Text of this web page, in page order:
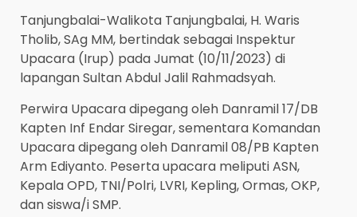
Tanjungbalai-Walikota Tanjungbalai, H. Waris
Tholib, SAg MM, bertindak sebagai Inspektur
Upacara (Irup) pada Jumat (10/11/2023) di
lapangan Sultan Abdul Jalil Rahmadsyah.
Perwira Upacara dipegang oleh Danramil 17/DB
Kapten Inf Endar Siregar, sementara Komandan
Upacara dipegang oleh Danramil 08/PB Kapten
Arm Ediyanto. Peserta upacara meliputi ASN,
Kepala OPD, TNI/Polri, LVRI, Kepling, Ormas, OKP,
dan siswa/i SMP.